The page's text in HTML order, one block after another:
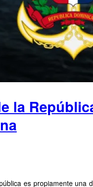
la
es propiamente una